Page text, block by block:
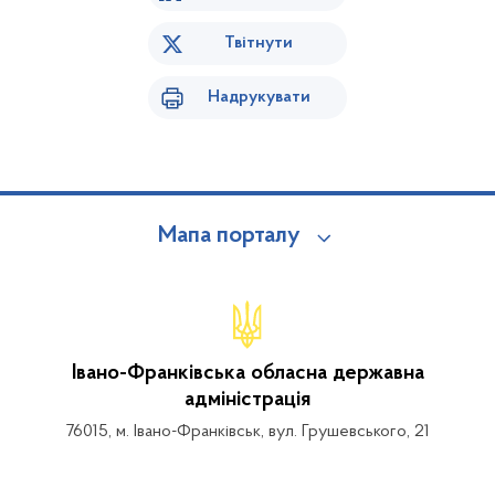
Твітнути
Надрукувати
Мапа порталу
Івано-Франківська обласна державна
адміністрація
76015, м. Івано-Франківськ, вул. Грушевського, 21